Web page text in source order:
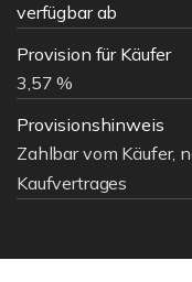
verfügbar ab
Provision für Käufer
3,57 %
Provisionshinweis
Zahlbar vom Käufer,
Kaufvertrages